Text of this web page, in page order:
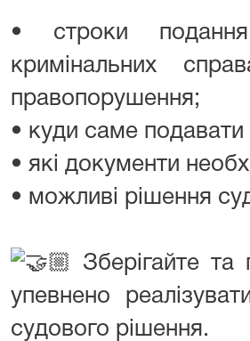
• строки
кримінальних
правопорушення;
• куди саме
• які документи
• можливі рішення
Зберігайте
упевнено
судового рішення.